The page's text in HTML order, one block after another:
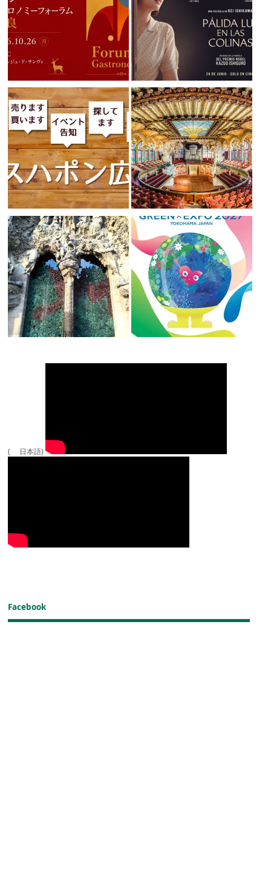
( 日本語)
Facebook